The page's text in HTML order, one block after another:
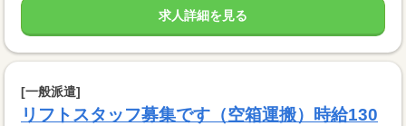
求人詳細を見る
[一般派遣]
リフトスタッフ募集です（空箱運搬）時給130